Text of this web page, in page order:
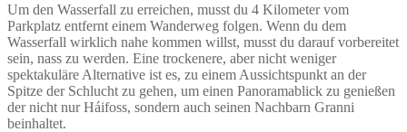
Um den Wasserfall zu erreichen, musst du 4 Kilometer vom
Parkplatz entfernt einem Wanderweg folgen. Wenn du dem
Wasserfall wirklich nahe kommen willst, musst du darauf vorbereitet
sein, nass zu werden. Eine trockenere, aber nicht weniger
spektakuläre Alternative ist es, zu einem Aussichtspunkt an der
Spitze der Schlucht zu gehen, um einen Panoramablick zu genießen
der nicht nur Háifoss, sondern auch seinen Nachbarn Granni
beinhaltet.